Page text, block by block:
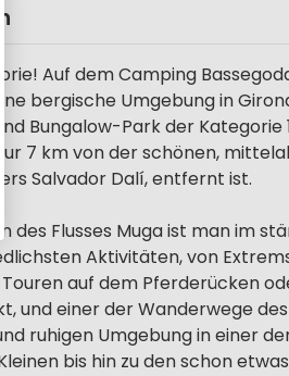
Auf dem Camping
bergische Umgebung in
Bungalow-Park der
7 km von der schönen,
Salvador Dalí, entfernt ist.
des Flusses Muga ist man im
Aktivitäten, von
auf dem Pferderücken
einer der Wanderwege
ruhigen Umgebung in einer
bis hin zu den schon